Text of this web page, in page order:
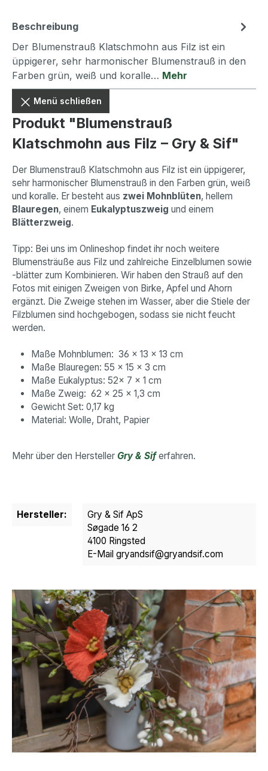
Beschreibung
Der Blumenstrauß Klatschmohn aus Filz ist ein
üppigerer, sehr harmonischer Blumenstrauß in den
Farben grün, weiß und koralle… Mehr
Menü schließen
Produkt "Blumenstrauß
Klatschmohn aus Filz – Gry & Sif"
Der Blumenstrauß Klatschmohn aus Filz ist ein üppigerer,
sehr harmonischer Blumenstrauß in den Farben grün, weiß
und koralle. Er besteht aus zwei Mohnblüten, hellem
Blauregen, einem Eukalyptuszweig und einem
Blätterzweig.
Tipp: Bei uns im Onlineshop findet ihr noch weitere
Blumensträuße aus Filz und zahlreiche Einzelblumen sowie
-blätter zum Kombinieren. Wir haben den Strauß auf den
Fotos mit einigen Zweigen von Birke, Apfel und Ahorn
ergänzt. Die Zweige stehen im Wasser, aber die Stiele der
Filzblumen sind hochgebogen, sodass sie nicht feucht
werden.
Maße Mohnblumen: 36 x 13 x 13 cm
Maße Blauregen: 55 x 15 x 3 cm
Maße Eukalyptus: 52x 7 x 1 cm
Maße Zweig: 62 x 25 x 1,3 cm
Gewicht Set: 0,17 kg
Material: Wolle, Draht, Papier
Mehr über den Hersteller Gry & Sif erfahren.
Hersteller:
Gry & Sif ApS
Søgade 16 2
4100 Ringsted
E-Mail gryandsif@gryandsif.com